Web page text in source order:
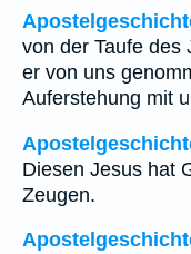
von der Taufe des
er von uns
Auferstehung mit
Diesen Jesus hat
Zeugen.